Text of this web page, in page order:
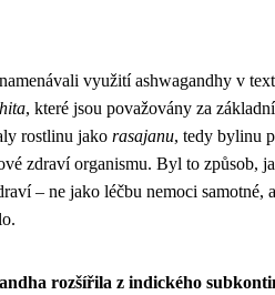
využití ashwagandhy v
, které jsou považovány za
rostlinu jako rasajanu, tedy bylinu
zdraví organismu. Byl to způsob,
– ne jako léčbu nemoci samotné,
rozšířila z indického